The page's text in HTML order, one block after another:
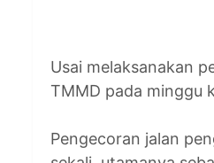
Usai melaksanakan
TMMD pada minggu
Pengecoran jalan